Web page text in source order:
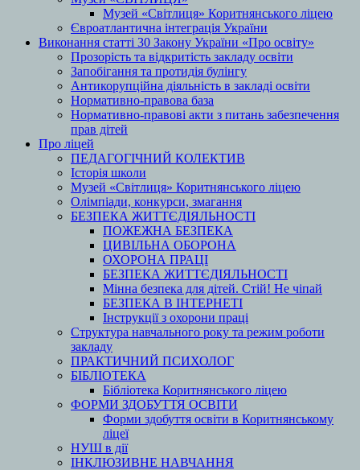
Музей «Світлиця» Коритнянського ліцею
Євроатлантична інтеграція України
Виконання статті 30 Закону України «Про освіту»
Прозорість та відкритість закладу освіти
Запобігання та протидія булінгу
Антикорупційна діяльність в закладі освіти
Нормативно-правова база
Нормативно-правові акти з питань забезпечення
прав дітей
Про ліцей
ПЕДАГОГІЧНИЙ КОЛЕКТИВ
Історія школи
Музей «Світлиця» Коритнянського ліцею
Олімпіади, конкурси, змагання
БЕЗПЕКА ЖИТТЄДІЯЛЬНОСТІ
ПОЖЕЖНА БЕЗПЕКА
ЦИВІЛЬНА ОБОРОНА
ОХОРОНА ПРАЦІ
БЕЗПЕКА ЖИТТЄДІЯЛЬНОСТІ
Мінна безпека для дітей. Стій! Не чіпай
БЕЗПЕКА В ІНТЕРНЕТІ
Інструкції з охорони праці
Структура навчального року та режим роботи
закладу
ПРАКТИЧНИЙ ПСИХОЛОГ
БІБЛІОТЕКА
Бібліотека Коритнянського ліцею
ФОРМИ ЗДОБУТТЯ ОСВІТИ
Форми здобуття освіти в Коритнянському
ліцеї
НУШ в дії
ІНКЛЮЗИВНЕ НАВЧАННЯ